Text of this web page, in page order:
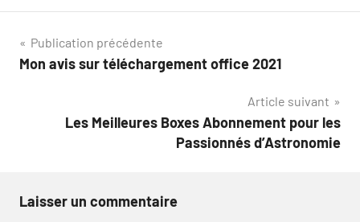
Navigation
de
Publication précédente
Mon avis sur téléchargement office 2021
Article suivant
Les Meilleures Boxes Abonnement pour les
Passionnés d’Astronomie
Laisser un commentaire